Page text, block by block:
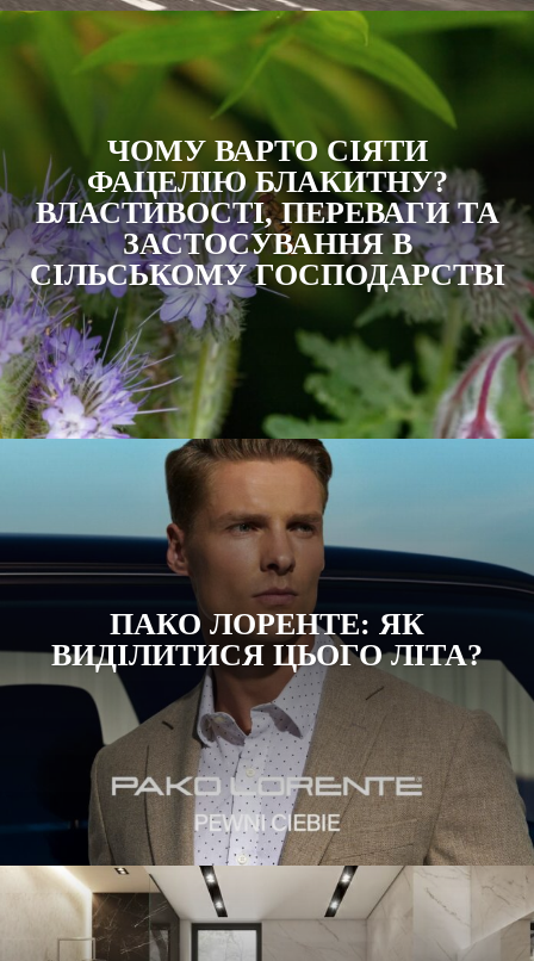
ЧОМУ ВАРТО СІЯТИ
ФАЦЕЛІЮ БЛАКИТНУ?
ВЛАСТИВОСТІ, ПЕРЕВАГИ ТА
ЗАСТОСУВАННЯ В
СІЛЬСЬКОМУ ГОСПОДАРСТВІ
ПАКО ЛОРЕНТЕ: ЯК
ВИДІЛИТИСЯ ЦЬОГО ЛІТА?